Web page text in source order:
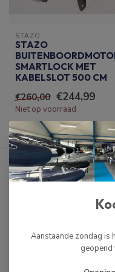
STAZO
STAZO
SMARTLOCK MET
KABELSLOT 500 CM
€260,00 €244,99
Niet op voorraad
verkleinen? Een
buitenboordmotor tegen
een gewild object onder
Aanstaande zondag is
geopend